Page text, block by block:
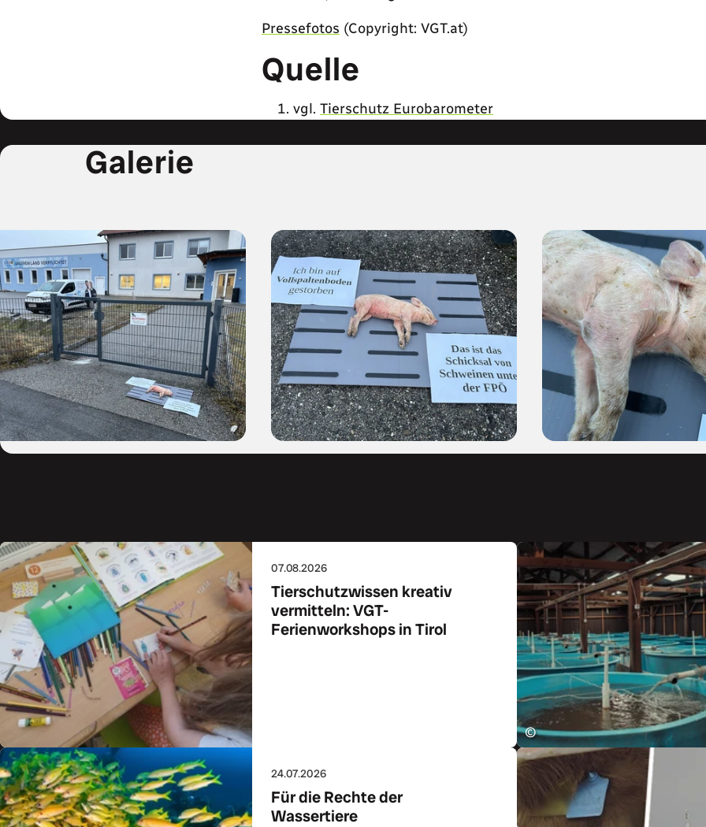
Pressefotos (Copyright: VGT.at)
Quelle
vgl. Tierschutz Eurobarometer
Galerie
07.08.2026
Tierschutzwissen kreativ
vermitteln: VGT-
Ferienworkshops in Tirol
©
24.07.2026
Für die Rechte der
Wassertiere